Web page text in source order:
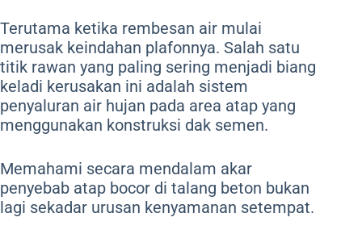
Terutama ketika rembesan air mulai
merusak keindahan plafonnya. Salah satu
titik rawan yang paling sering menjadi biang
keladi kerusakan ini adalah sistem
penyaluran air hujan pada area atap yang
menggunakan konstruksi dak semen.
Memahami secara mendalam akar
penyebab atap bocor di talang beton bukan
lagi sekadar urusan kenyamanan setempat.